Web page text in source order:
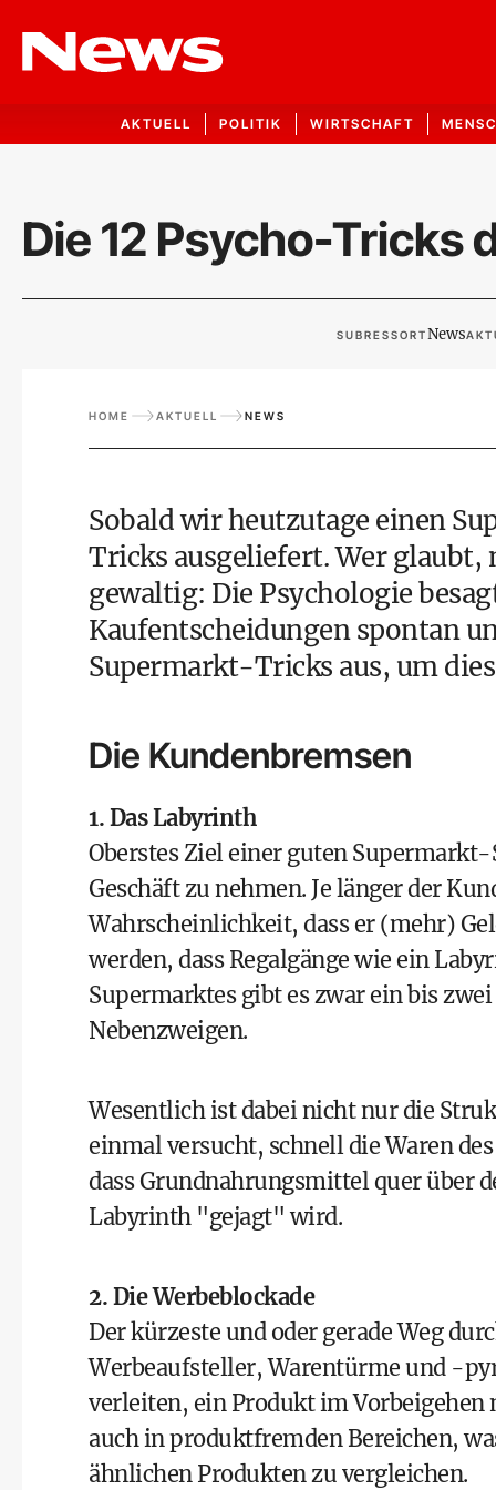
AKTUELL POLITIK WIRTSCHAFT
Die 12 Psycho-Tricks
SUBRESSORTNews
HOME AKTUELL NEWS
Sobald wir heutzutage einen
Tricks ausgeliefert. Wer
gewaltig: Die Psychologie
Kaufentscheidungen spontan
Supermarkt-Tricks aus, um
Die Kundenbremsen
1. Das Labyrinth
Oberstes Ziel einer guten
Geschäft zu nehmen. Je länger der
Wahrscheinlichkeit, dass er (mehr)
werden, dass Regalgänge wie ein
Supermarktes gibt es zwar ein bis
Nebenzweigen.
Wesentlich ist dabei nicht nur die
einmal versucht, schnell die Waren
dass Grundnahrungsmittel quer über
Labyrinth "gejagt" wird.
2. Die Werbeblockade
Der kürzeste und oder gerade Weg
Werbeaufsteller, Warentürme und -
verleiten, ein Produkt im
auch in produktfremden Bereichen,
ähnlichen Produkten zu vergleichen.